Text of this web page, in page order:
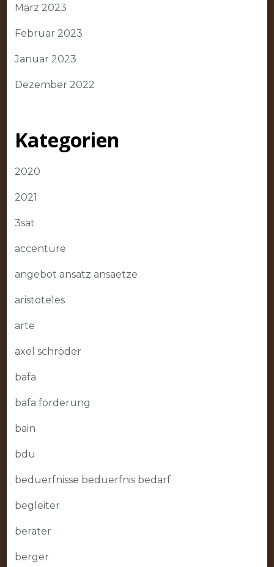
März 2023
Februar 2023
Januar 2023
Dezember 2022
Kategorien
2020
2021
3sat
accenture
angebot ansatz ansaetze
aristoteles
arte
axel schröder
bafa
bafa förderung
bain
bdu
beduerfnisse beduerfnis bedarf
begleiter
berater
berger